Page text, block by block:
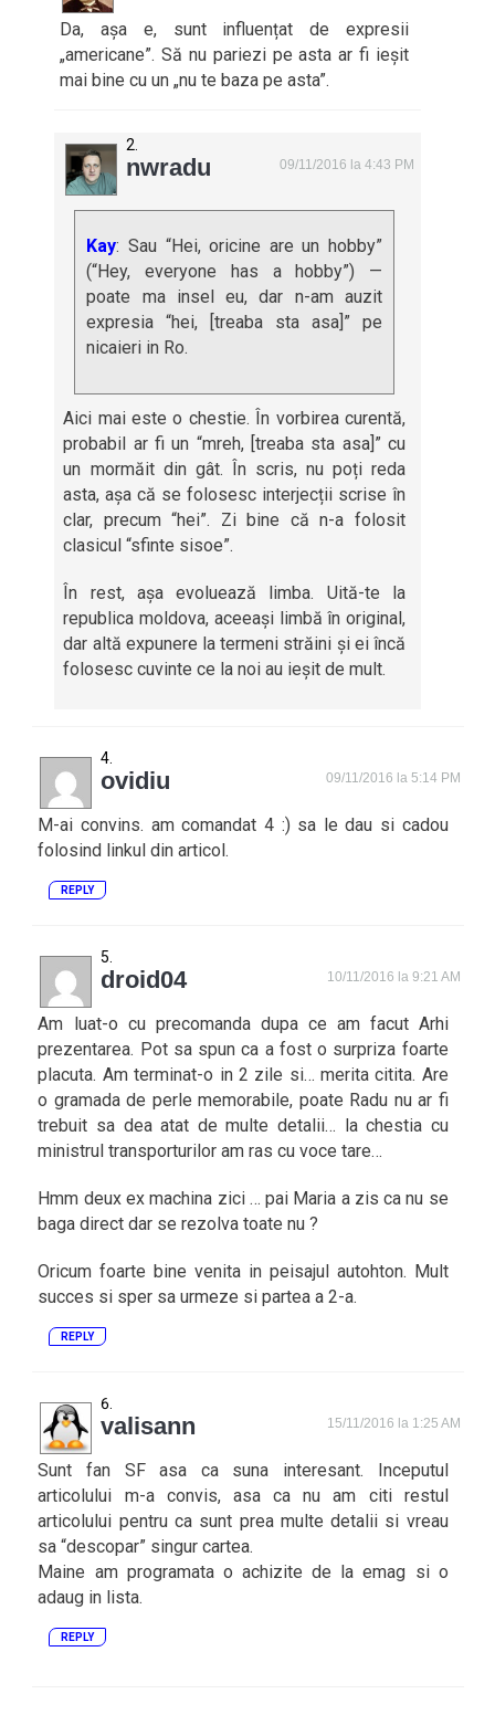
Da, așa e, sunt influențat de expresii
„americane”. Să nu pariezi pe asta ar fi ieșit
mai bine cu un „nu te baza pe asta”.
nwradu 09/11/2016 la 4:43 PM
Kay: Sau “Hei, oricine are un hobby”
(“Hey, everyone has a hobby”) —
poate ma insel eu, dar n-am auzit
expresia “hei, [treaba sta asa]” pe
nicaieri in Ro.
Aici mai este o chestie. În vorbirea curentă,
probabil ar fi un “mreh, [treaba sta asa]” cu
un mormăit din gât. În scris, nu poți reda
asta, așa că se folosesc interjecții scrise în
clar, precum “hei”. Zi bine că n-a folosit
clasicul “sfinte sisoe”.
În rest, așa evoluează limba. Uită-te la
republica moldova, aceeași limbă în original,
dar altă expunere la termeni străini și ei încă
folosesc cuvinte ce la noi au ieșit de mult.
ovidiu 09/11/2016 la 5:14 PM
M-ai convins. am comandat 4 :) sa le dau si cadou
folosind linkul din articol.
REPLY
droid04 10/11/2016 la 9:21 AM
Am luat-o cu precomanda dupa ce am facut Arhi
prezentarea. Pot sa spun ca a fost o surpriza foarte
placuta. Am terminat-o in 2 zile si… merita citita. Are
o gramada de perle memorabile, poate Radu nu ar fi
trebuit sa dea atat de multe detalii… la chestia cu
ministrul transporturilor am ras cu voce tare…
Hmm deux ex machina zici … pai Maria a zis ca nu se
baga direct dar se rezolva toate nu ?
Oricum foarte bine venita in peisajul autohton. Mult
succes si sper sa urmeze si partea a 2-a.
REPLY
valisann 15/11/2016 la 1:25 AM
Sunt fan SF asa ca suna interesant. Inceputul
articolului m-a convis, asa ca nu am citi restul
articolului pentru ca sunt prea multe detalii si vreau
sa “descopar” singur cartea.
Maine am programata o achizite de la emag si o
adaug in lista.
REPLY